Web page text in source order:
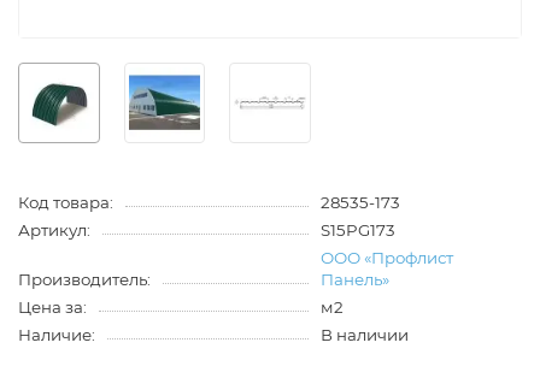
Код товара:
28535-173
Артикул:
S15PG173
Производитель:
ООО «Профлист
Панель»
Цена за:
м2
Наличие:
В наличии